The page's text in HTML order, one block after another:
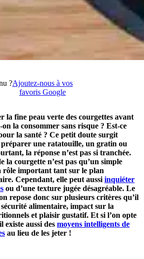
?Ajoutez-nous à vos
favoris Google
fine peau verte des courgettes avant
la consommer sans risque ? Est-ce
la santé ? Ce petit doute surgit
une ratatouille, un gratin ou
la réponse n’est pas si tranchée.
la courgette n’est pas qu’un simple
rôle important tant sur le plan
Cependant, elle peut aussi inquiéter
ou d’une texture jugée désagréable. Le
repose donc sur plusieurs critères qu’il
alimentaire, impact sur la
et plaisir gustatif. Et si l’on opte
existe aussi des moyens intelligents de
au lieu de les jeter !